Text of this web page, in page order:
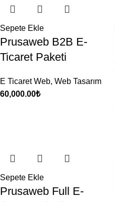
Sepete Ekle
Prusaweb B2B E-
Ticaret Paketi
E Ticaret Web, Web Tasarım
60,000.00₺
Sepete Ekle
Prusaweb Full E-